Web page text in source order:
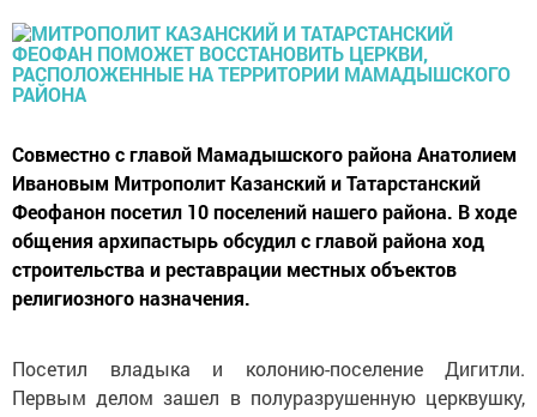
Совместно с главой Мамадышского района Анатолием
Ивановым Митрополит Казанский и Татарстанский
Феофанон посетил 10 поселений нашего района. В ходе
общения архипастырь обсудил с главой района ход
строительства и реставрации местных объектов
религиозного назначения.
Посетил владыка и колонию-поселение Дигитли.
Первым делом зашел в полуразрушенную церквушку,